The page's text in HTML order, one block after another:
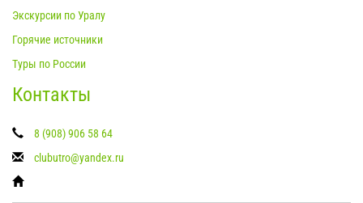
Экскурсии по Уралу
Горячие источники
Туры по России
Контакты
8 (908) 906 58 64
clubutro@yandex.ru